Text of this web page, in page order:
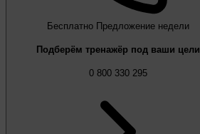
Бесплатно Предложение недели
Подберём тренажёр под ваши цели
0 800 330 295